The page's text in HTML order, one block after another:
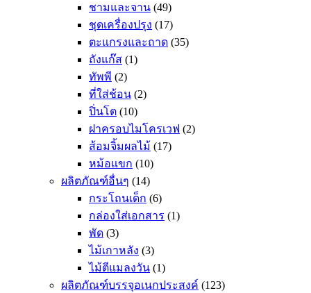
ชามและจาน (49)
ชุดเครื่องปรุง (17)
ตะแกรงและถาด (35)
ถังแก๊ส (1)
ทัพพี (2)
ที่ใส่ช้อน (2)
ปิ่นโต (10)
ฝาครอบไมโครเวฟ (2)
ส้อมจิ้มผลไม้ (17)
หม้อแขก (10)
ผลิตภัณฑ์อื่นๆ (14)
กระโถนเด็ก (6)
กล่องใส่เอกสาร (1)
พัด (3)
ไม้เกาหลัง (3)
ไม้ตีแมลงวัน (1)
ผลิตภัณฑ์บรรจุอเนกประสงค์ (123)